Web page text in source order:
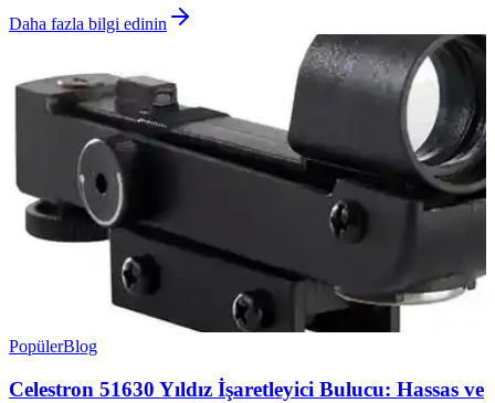
Daha fazla bilgi edinin
PopülerBlog
Celestron 51630 Yıldız İşaretleyici Bulucu: Hassas ve